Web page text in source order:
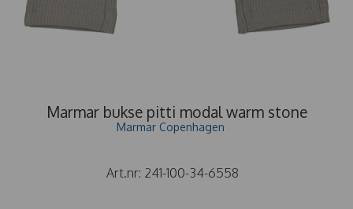
Marmar bukse pitti modal warm stone
Marmar Copenhagen
Art.nr: 241-100-34-6558